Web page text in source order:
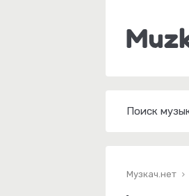
Музкач.нет